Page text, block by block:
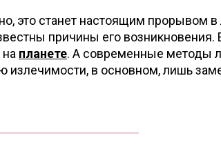
это станет настоящим прорывом
причины его
планете. А современные методы
излечимости, в основном, лишь